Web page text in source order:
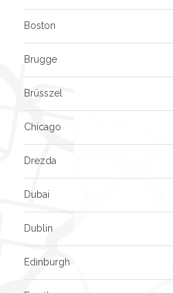
Boston
Brugge
Brüsszel
Chicago
Drezda
Dubai
Dublin
Edinburgh